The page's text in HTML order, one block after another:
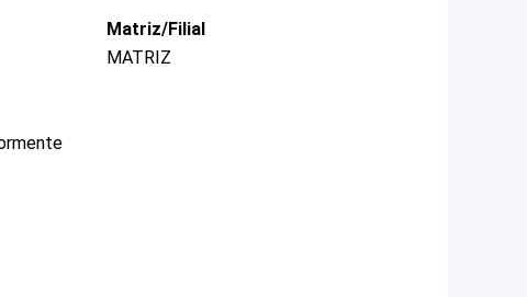
Matriz/Filial
MATRIZ